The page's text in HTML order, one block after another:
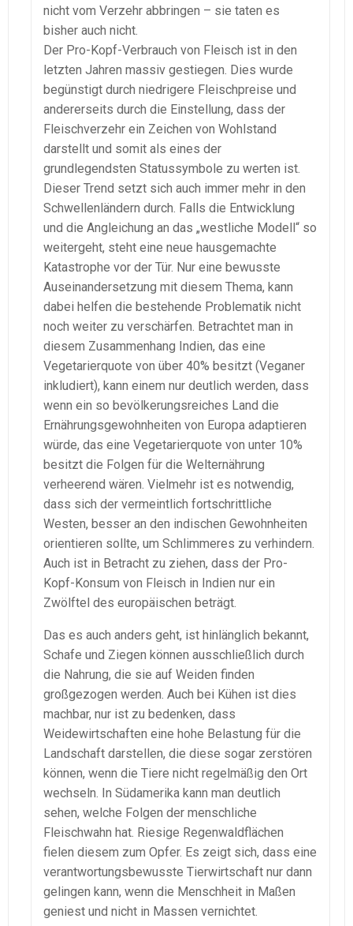
nicht vom Verzehr abbringen – sie taten es
bisher auch nicht.
Der Pro-Kopf-Verbrauch von Fleisch ist in den
letzten Jahren massiv gestiegen. Dies wurde
begünstigt durch niedrigere Fleischpreise und
andererseits durch die Einstellung, dass der
Fleischverzehr ein Zeichen von Wohlstand
darstellt und somit als eines der
grundlegendsten Statussymbole zu werten ist.
Dieser Trend setzt sich auch immer mehr in den
Schwellenländern durch. Falls die Entwicklung
und die Angleichung an das „westliche Modell“ so
weitergeht, steht eine neue hausgemachte
Katastrophe vor der Tür. Nur eine bewusste
Auseinandersetzung mit diesem Thema, kann
dabei helfen die bestehende Problematik nicht
noch weiter zu verschärfen. Betrachtet man in
diesem Zusammenhang Indien, das eine
Vegetarierquote von über 40% besitzt (Veganer
inkludiert), kann einem nur deutlich werden, dass
wenn ein so bevölkerungsreiches Land die
Ernährungsgewohnheiten von Europa adaptieren
würde, das eine Vegetarierquote von unter 10%
besitzt die Folgen für die Welternährung
verheerend wären. Vielmehr ist es notwendig,
dass sich der vermeintlich fortschrittliche
Westen, besser an den indischen Gewohnheiten
orientieren sollte, um Schlimmeres zu verhindern.
Auch ist in Betracht zu ziehen, dass der Pro-
Kopf-Konsum von Fleisch in Indien nur ein
Zwölftel des europäischen beträgt.
Das es auch anders geht, ist hinlänglich bekannt,
Schafe und Ziegen können ausschließlich durch
die Nahrung, die sie auf Weiden finden
großgezogen werden. Auch bei Kühen ist dies
machbar, nur ist zu bedenken, dass
Weidewirtschaften eine hohe Belastung für die
Landschaft darstellen, die diese sogar zerstören
können, wenn die Tiere nicht regelmäßig den Ort
wechseln. In Südamerika kann man deutlich
sehen, welche Folgen der menschliche
Fleischwahn hat. Riesige Regenwaldflächen
fielen diesem zum Opfer. Es zeigt sich, dass eine
verantwortungsbewusste Tierwirtschaft nur dann
gelingen kann, wenn die Menschheit in Maßen
geniest und nicht in Massen vernichtet.